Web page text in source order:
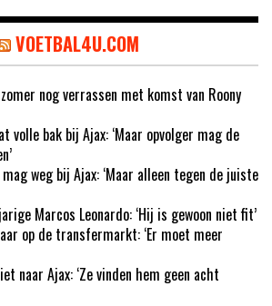
VOETBAL4U.COM
zomer nog verrassen met komst van Roony
volle bak bij Ajax: ‘Maar opvolger mag de
weg bij Ajax: ‘Maar alleen tegen de juiste
Marcos Leonardo: ‘Hij is gewoon niet fit’
op de transfermarkt: ‘Er moet meer
naar Ajax: ‘Ze vinden hem geen acht